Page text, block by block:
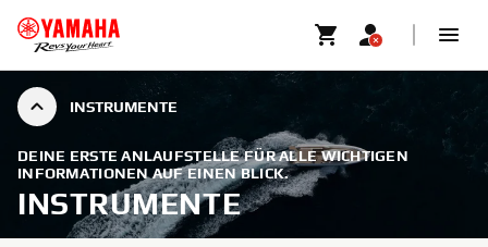
INSTRUMENTE
DEINE ERSTE ANLAUFSTELLE FÜR ALLE WICHTIGEN
INFORMATIONEN AUF EINEN BLICK.
INSTRUMENTE